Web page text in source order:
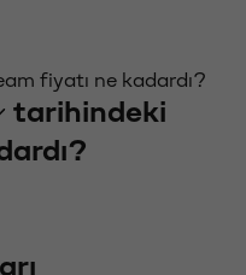
fiyatı ne kadardı?
tarihindeki